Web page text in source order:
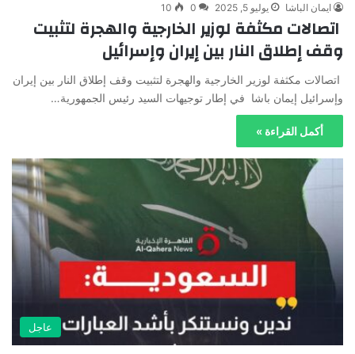
ايمان الباشا يوليو 5, 2025 0
10
اتصالات مكثفة لوزير الخارجية والهجرة لتثبيت
وقف إطلاق النار بين إيران وإسرائيل
اتصالات مكثفة لوزير الخارجية والهجرة لتثبيت وقف إطلاق النار بين إيران
وإسرائيل إيمان باشا في إطار توجيهات السيد رئيس الجمهورية…
أكمل القراءة »
عاجل